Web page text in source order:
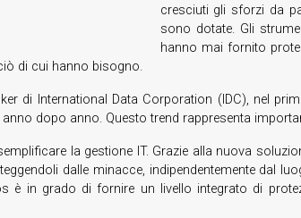
cresciuti gli sforzi da
sono dotate. Gli
hanno mai fornito
di cui hanno bisogno.
di International Data Corporation (IDC), nel
dopo anno. Questo trend rappresenta
la gestione IT. Grazie alla nuova
dalle minacce, indipendentemente dal
è in grado di fornire un livello integrato di